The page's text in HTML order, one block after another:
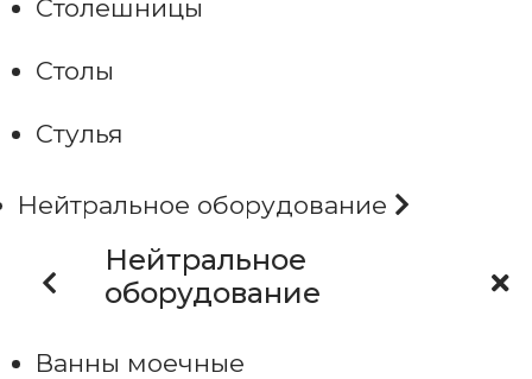
Столешницы
Столы
Стулья
Нейтральное оборудование
Нейтральное
оборудование
Ванны моечные